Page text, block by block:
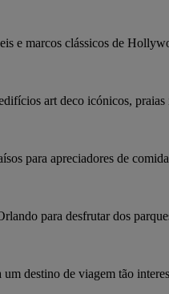
e marcos clássicos de
art deco icónicos,
para apreciadores de
para desfrutar dos
destino de viagem tão